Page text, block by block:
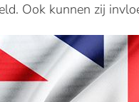
Ook kunnen zij